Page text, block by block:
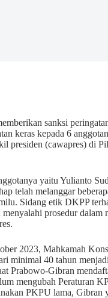
sanksi
keras kepada 6
presiden (cawapres) di
yaitu Yulianto
telah melanggar
Sidang etik DKPP
prosedur dalam
2023, Mahkamah
minimal 40 tahun
Prabowo-Gibran
mengubah Peraturan
PKPU lama, Gibran